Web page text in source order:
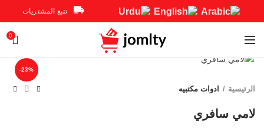
تتبع المشتريات
0
-23%
الرئيسية ادوات مكتبيه